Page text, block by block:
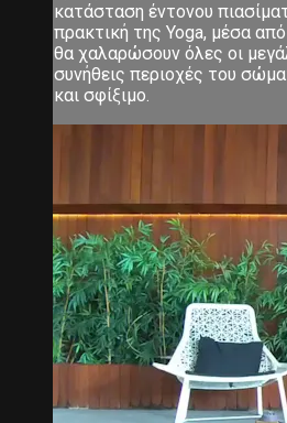
κατάσταση έντονου
πρακτική της Yoga, μέσα
θα χαλαρώσουν όλες οι
συνήθεις περιοχές του
και σφίξιμο.